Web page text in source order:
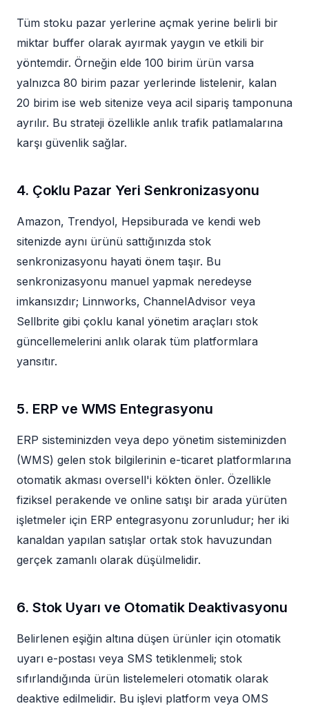
Tüm stoku pazar yerlerine açmak yerine belirli bir
miktar buffer olarak ayırmak yaygın ve etkili bir
yöntemdir. Örneğin elde 100 birim ürün varsa
yalnızca 80 birim pazar yerlerinde listelenir, kalan
20 birim ise web sitenize veya acil sipariş tamponuna
ayrılır. Bu strateji özellikle anlık trafik patlamalarına
karşı güvenlik sağlar.
4. Çoklu Pazar Yeri Senkronizasyonu
Amazon, Trendyol, Hepsiburada ve kendi web
sitenizde aynı ürünü sattığınızda stok
senkronizasyonu hayati önem taşır. Bu
senkronizasyonu manuel yapmak neredeyse
imkansızdır; Linnworks, ChannelAdvisor veya
Sellbrite gibi çoklu kanal yönetim araçları stok
güncellemelerini anlık olarak tüm platformlara
yansıtır.
5. ERP ve WMS Entegrasyonu
ERP sisteminizden veya depo yönetim sisteminizden
(WMS) gelen stok bilgilerinin e-ticaret platformlarına
otomatik akması oversell'i kökten önler. Özellikle
fiziksel perakende ve online satışı bir arada yürüten
işletmeler için ERP entegrasyonu zorunludur; her iki
kanaldan yapılan satışlar ortak stok havuzundan
gerçek zamanlı olarak düşülmelidir.
6. Stok Uyarı ve Otomatik Deaktivasyonu
Belirlenen eşiğin altına düşen ürünler için otomatik
uyarı e-postası veya SMS tetiklenmeli; stok
sıfırlandığında ürün listelemeleri otomatik olarak
deaktive edilmelidir. Bu işlevi platform veya OMS